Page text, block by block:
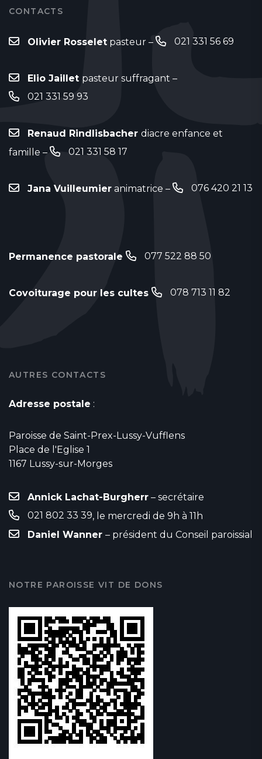
CONTACTS
Olivier Rosselet pasteur – 021 331 56 69
Elio Jaillet pasteur suffragant –
021 331 59 93
Renaud Rindlisbacher diacre enfance et
famille –
021 331 58 17
Jana Vuilleumier animatrice – 076 420 21 13
Permanence pastorale 077 522 88 50
Covoiturage pour les cultes 078 713 11 82
AUTRES CONTACTS
Adresse postale :
Paroisse de Saint-Prex-Lussy-Vufflens
Place de l'Eglise 1
1167 Lussy-sur-Morges
Annick Lachat-Burgherr – secrétaire
021 802 33 39, le mercredi de 9h à 11h
Daniel Wanner – président du Conseil paroissial
NOTRE PAROISSE VIT DE DONS